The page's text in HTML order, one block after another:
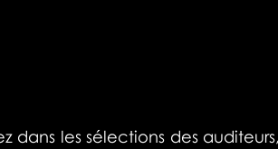
dans les sélections des auditeurs,